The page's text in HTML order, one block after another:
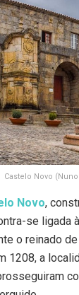
Castelo Novo
Novo,
se ligada
o reinado
1208, a